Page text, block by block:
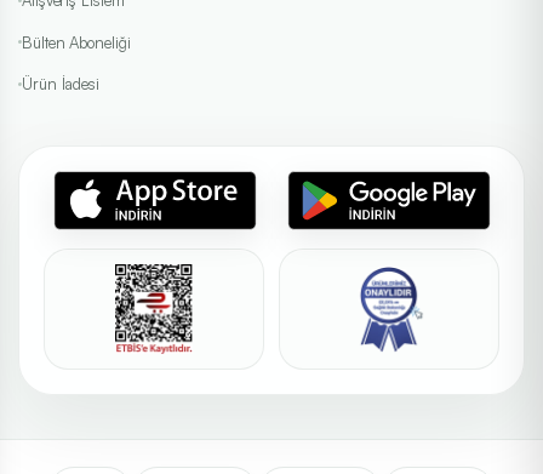
Bülten Aboneliği
Ürün İadesi